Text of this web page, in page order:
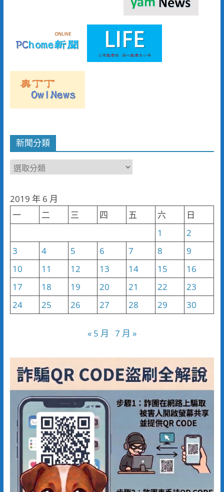
新聞分類
新
類
2019 年 6 月
一
二 三 四 五 六
日
1
2
3
4 5 6 7 8
9
10
11 12 13 14 15
16
17
18 19 20 21 22
23
24
25 26 27 28 29 30
« 5 月 7 月 »